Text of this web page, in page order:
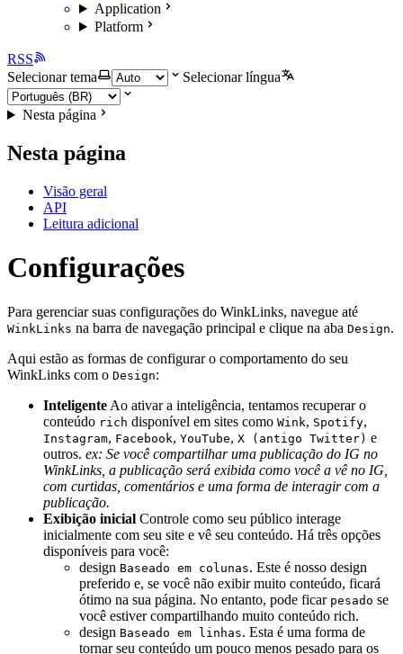
Application
Platform
RSS
Selecionar tema
Selecionar língua
Nesta página
Nesta página
Visão geral
API
Leitura adicional
Configurações
Para gerenciar suas configurações do WinkLinks, navegue até
WinkLinks na barra de navegação principal e clique na aba Design.
Aqui estão as formas de configurar o comportamento do seu
WinkLinks com o Design:
Inteligente Ao ativar a inteligência, tentamos recuperar o
conteúdo rich disponível em sites como Wink, Spotify,
Instagram, Facebook, YouTube, X (antigo Twitter) e
outros. ex: Se você compartilhar uma publicação do IG no
WinkLinks, a publicação será exibida como você a vê no IG,
com curtidas, comentários e uma forma de interagir com a
publicação.
Exibição inicial Controle como seu público interage
inicialmente com seu site e vê seu conteúdo. Há três opções
disponíveis para você:
design Baseado em colunas. Este é nosso design
preferido e, se você não exibir muito conteúdo, ficará
ótimo na sua página. No entanto, pode ficar pesado se
você estiver compartilhando muito conteúdo rich.
design Baseado em linhas. Esta é uma forma de
tornar seu conteúdo um pouco menos pesado para os